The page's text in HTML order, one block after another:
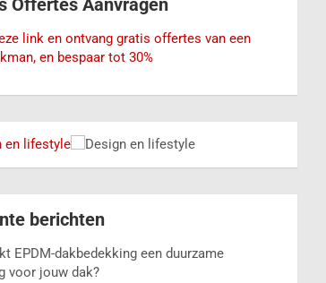
Offertes Aanvragen
link en ontvang gratis offertes van een
en bespaar tot 30%
berichten
EPDM-dakbedekking een duurzame
voor jouw dak?